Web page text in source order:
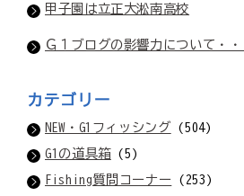
甲子園は立正大淞南高校
Ｇ１ブログの影響力について・・
カテゴリー
NEW・G1フィッシング(504)
G1の道具箱(5)
Fishing質問コーナー (253)